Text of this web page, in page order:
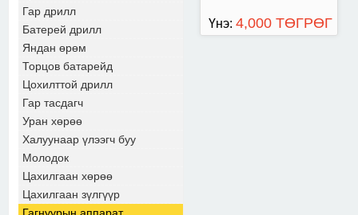
Гар дрилл
Батерей дрилл
Яндан өрөм
Торцов батарейд
Цохилттой дрилл
Гар тасдагч
Уран хөрөө
Халуунаар үлээгч буу
Молодок
Цахилгаан хөрөө
Цахилгаан зүлгүүр
Үнэ: 4,000 ТӨГРӨГ